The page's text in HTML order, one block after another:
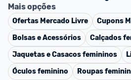
Mais opções
Ofertas Mercado Livre Cupons
Bolsas e Acessórios
Calçados
Jaquetas e Casacos femininos
Óculos feminino
Roupas